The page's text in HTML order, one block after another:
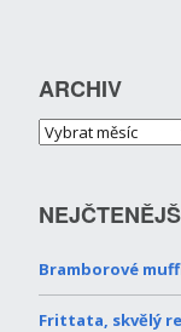
ARCHIV
Bramborové
Frittata, skvělý